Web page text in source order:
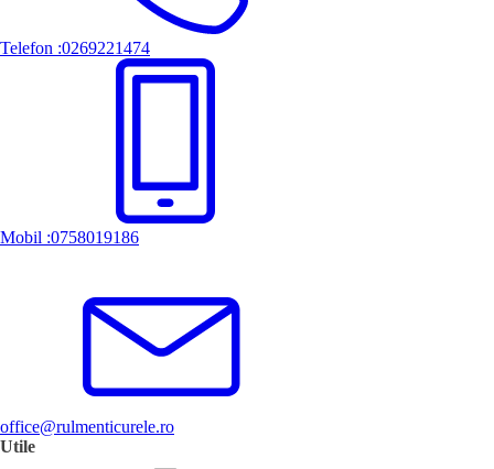
Telefon :0269221474
Mobil :0758019186
office@rulmenticurele.ro
Utile